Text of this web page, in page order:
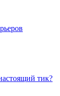
тик?